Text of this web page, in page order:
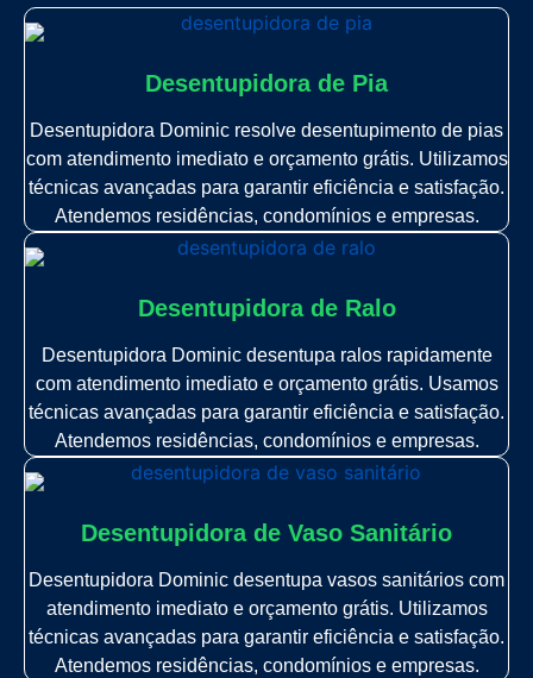
Desentupidora de Pia
Desentupidora Dominic resolve desentupimento de pias
com atendimento imediato e orçamento grátis. Utilizamos
técnicas avançadas para garantir eficiência e satisfação.
Atendemos residências, condomínios e empresas.
Desentupidora de Ralo
Desentupidora Dominic desentupa ralos rapidamente
com atendimento imediato e orçamento grátis. Usamos
técnicas avançadas para garantir eficiência e satisfação.
Atendemos residências, condomínios e empresas.
Desentupidora de Vaso Sanitário
Desentupidora Dominic desentupa vasos sanitários com
atendimento imediato e orçamento grátis. Utilizamos
técnicas avançadas para garantir eficiência e satisfação.
Atendemos residências, condomínios e empresas.